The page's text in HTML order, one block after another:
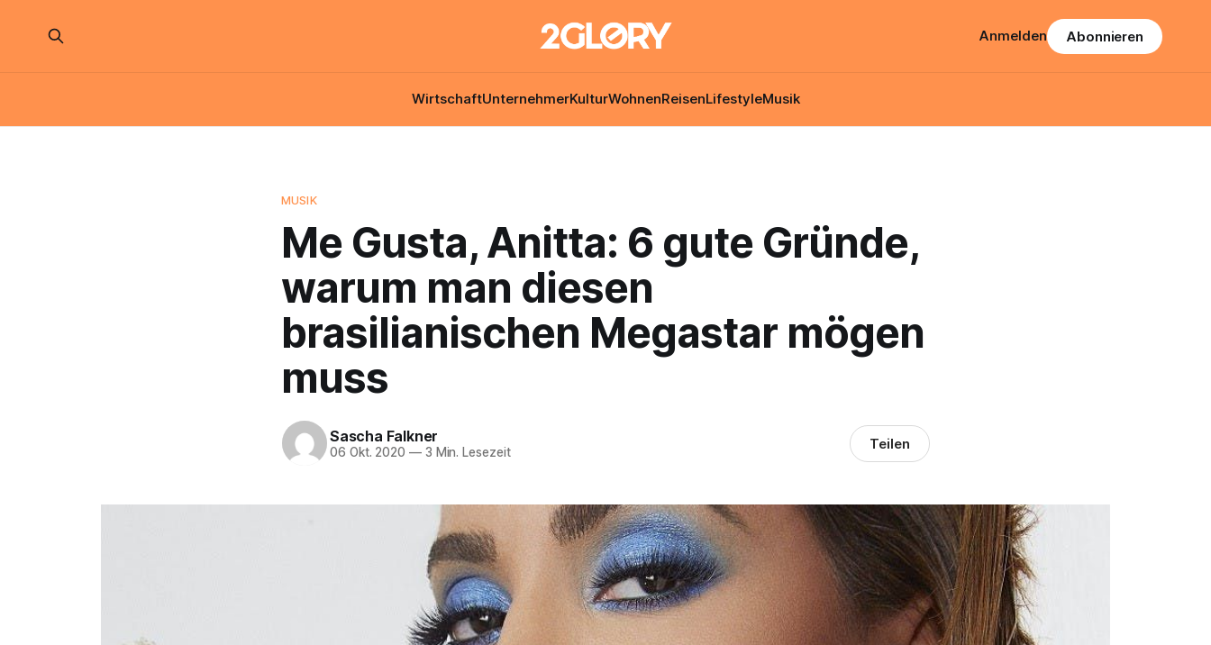
WirtschaftUnternehmerKulturWohnenReisenLifestyleMusik
Anmelden Abonnieren
MUSIK
Me Gusta, Anitta: 6 gute Gründe,
warum man diesen
brasilianischen Megastar mögen
muss
Sascha Falkner
06 Okt. 2020 —3 Min. Lesezeit Teilen